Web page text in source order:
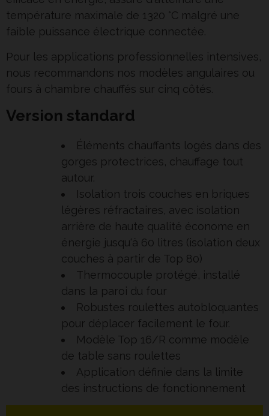
température maximale de 1320 °C malgré une
faible puissance électrique connectée.
Pour les applications professionnelles intensives,
nous recommandons nos modèles angulaires ou
fours à chambre chauffés sur cinq côtés.
Version standard
Éléments chauffants logés dans des
gorges protectrices, chauffage tout
autour.
Isolation trois couches en briques
légères réfractaires, avec isolation
arrière de haute qualité économe en
énergie jusqu‘à 60 litres (isolation deux
couches à partir de Top 80)
Thermocouple protégé, installé
dans la paroi du four
Robustes roulettes autobloquantes
pour déplacer facilement le four.
Modèle Top 16/R comme modèle
de table sans roulettes
Application définie dans la limite
des instructions de fonctionnement